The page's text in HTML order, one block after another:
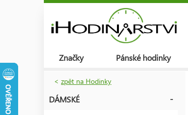
Značky Pánské hodinky
< zpět na Hodinky
DÁMSKÉ